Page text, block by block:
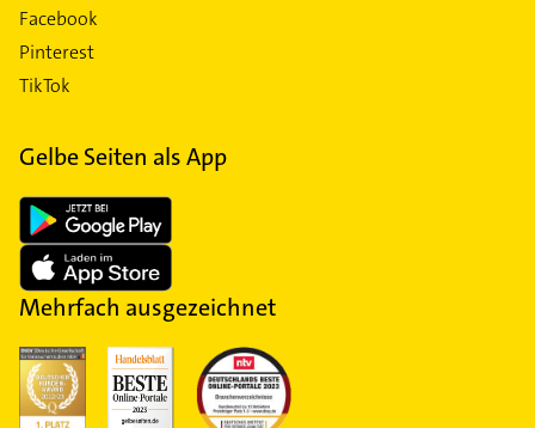
Facebook
Pinterest
TikTok
Gelbe Seiten als App
Mehrfach ausgezeichnet